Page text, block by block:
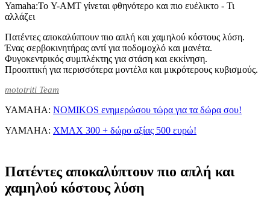
Yamaha:Το Y-AMT γίνεται φθηνότερο και πιο ευέλικτο - Τι
αλλάζει
Πατέντες αποκαλύπτουν πιο απλή και χαμηλού κόστους λύση.
Ένας σερβοκινητήρας αντί για ποδομοχλό και μανέτα.
Φυγοκεντρικός συμπλέκτης για στάση και εκκίνηση.
Προοπτική για περισσότερα μοντέλα και μικρότερους κυβισμούς.
mototriti Team
YAMAHA: NOMIKOS ενημερώσου τώρα για τα δώρα σου!
YAMAHA: XMAX 300 + δώρο αξίας 500 ευρώ!
Πατέντες αποκαλύπτουν πιο απλή και
χαμηλού κόστους λύση